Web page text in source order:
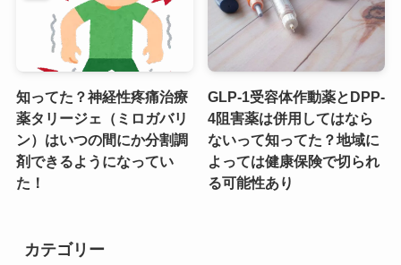
知ってた？神経性疼痛治療
薬タリージェ（ミロガバリ
ン）はいつの間にか分割調
剤できるようになってい
た！
GLP-1受容体作動薬とDPP-
4阻害薬は併用してはなら
ないって知ってた？地域に
よっては健康保険で切られ
る可能性あり
カテゴリー